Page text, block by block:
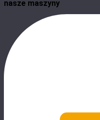
nasze maszyny